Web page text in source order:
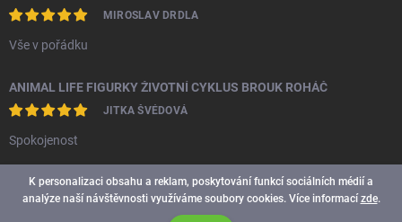
K personalizaci obsahu a reklam, poskytování funkcí sociálních médií a
analýze naší návštěvnosti využíváme soubory cookies. Více informacízde.
MIROSLAV DRDLA
Vše v pořádku
ANIMAL LIFE FIGURKY ŽIVOTNÍ CYKLUS BROUK ROHÁČ
JITKA ŠVÉDOVÁ
Spokojenost